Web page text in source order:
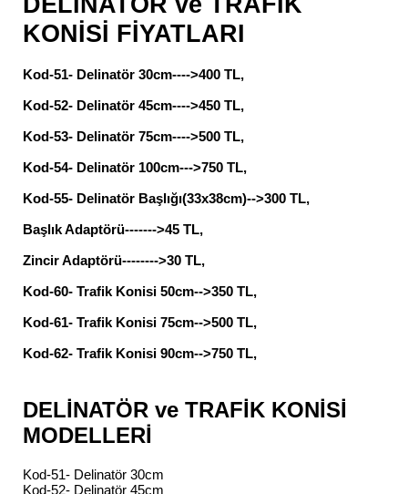
KONİSİ FİYATLARI
Kod-51- Delinatör 30cm---->400 TL,
Kod-52- Delinatör 45cm---->450 TL,
Kod-53- Delinatör 75cm---->500 TL,
Kod-54- Delinatör 100cm--->750 TL,
Kod-55- Delinatör Başlığı(33x38cm)-->300 TL,
Başlık Adaptörü------->45 TL,
Zincir Adaptörü-------->30 TL,
Kod-60- Trafik Konisi 50cm-->350 TL,
Kod-61- Trafik Konisi 75cm-->500 TL,
Kod-62- Trafik Konisi 90cm-->750 TL,
DELİNATÖR ve TRAFİK KONİSİ
MODELLERİ
Kod-51- Delinatör 30cm
Kod-52- Delinatör 45cm